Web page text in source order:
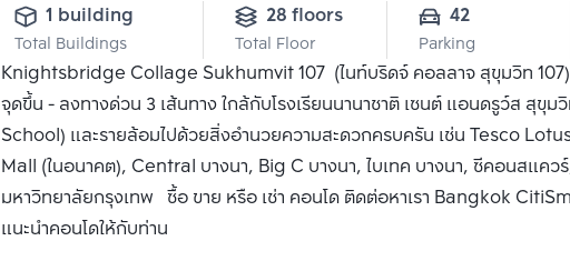
1 building
Total Buildings
28 floors
Total Floor
42
Parking
Knightsbridge Collage Sukhumvit 107 (ไนท์บริดจ์ คอลลาจ สุขุมวิท
จุดขึ้น - ลงทางด่วน 3 เส้นทาง ใกล้กับโรงเรียนนานาชาติ เซนต์ แอนดรูว์ส สุ
School) และรายล้อมไปด้วยสิ่งอำนวยความสะดวกครบครัน เช่น Tesco
Mall (ในอนาคต), Central บางนา, Big C บางนา, ไบเทค บางนา, ซีคอนสแคว
มหาวิทยาลัยกรุงเทพ ซื้อ ขาย หรือ เช่า คอนโด ติดต่อหาเรา Bangkok
แนะนำคอนโดให้กับท่าน